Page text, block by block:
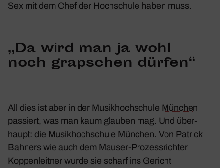
Sex mit dem Chef der Hoch­schule haben muss.
„Da wird man ja wohl
noch grap­schen dürfen“
All dies ist aber in der Musik­hoch­schule München
passiert, was man kaum glauben mag. Und über­
haupt: die Musik­hoch­schule München. Von Patrick
Bahners wie auch dem Mauser-Prozess­richter
Koppen­leitner wurde sie scharf ins Gericht